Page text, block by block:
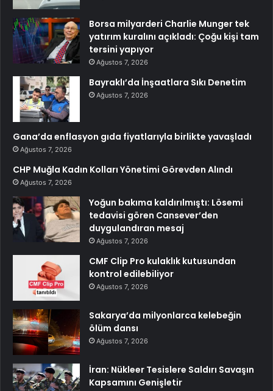
Borsa milyarderi Charlie Munger tek
yatırım kuralını açıkladı: Çoğu kişi tam
tersini yapıyor
Ağustos 7, 2026
Bayraklı’da İnşaatlara Sıkı Denetim
Ağustos 7, 2026
Gana’da enflasyon gıda fiyatlarıyla birlikte yavaşladı
Ağustos 7, 2026
CHP Muğla Kadın Kolları Yönetimi Görevden Alındı
Ağustos 7, 2026
Yoğun bakıma kaldırılmıştı: Lösemi
tedavisi gören Cansever’den
duygulandıran mesaj
Ağustos 7, 2026
CMF Clip Pro kulaklık kutusundan
kontrol edilebiliyor
Ağustos 7, 2026
Sakarya’da milyonlarca kelebeğin
ölüm dansı
Ağustos 7, 2026
İran: Nükleer Tesislere Saldırı Savaşın
Kapsamını Genişletir